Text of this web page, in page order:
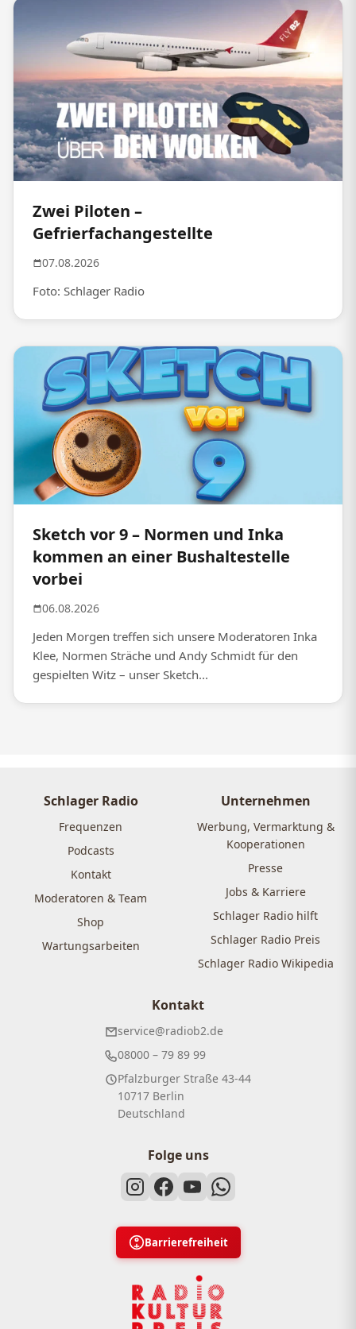
Zwei Piloten –
Gefrierfachangestellte
07.08.2026
Foto: Schlager Radio
Sketch vor 9 – Normen und Inka
kommen an einer Bushaltestelle
vorbei
06.08.2026
Jeden Morgen treffen sich unsere Moderatoren Inka
Klee, Normen Sträche und Andy Schmidt für den
gespielten Witz – unser Sketch...
Schlager Radio
Frequenzen
Podcasts
Kontakt
Moderatoren & Team
Shop
Wartungsarbeiten
Unternehmen
Werbung, Vermarktung &
Kooperationen
Presse
Jobs & Karriere
Schlager Radio hilft
Schlager Radio Preis
Schlager Radio Wikipedia
Kontakt
service@radiob2.de
08000 – 79 89 99
Pfalzburger Straße 43-44
10717 Berlin
Deutschland
Folge uns
Barrierefreiheit